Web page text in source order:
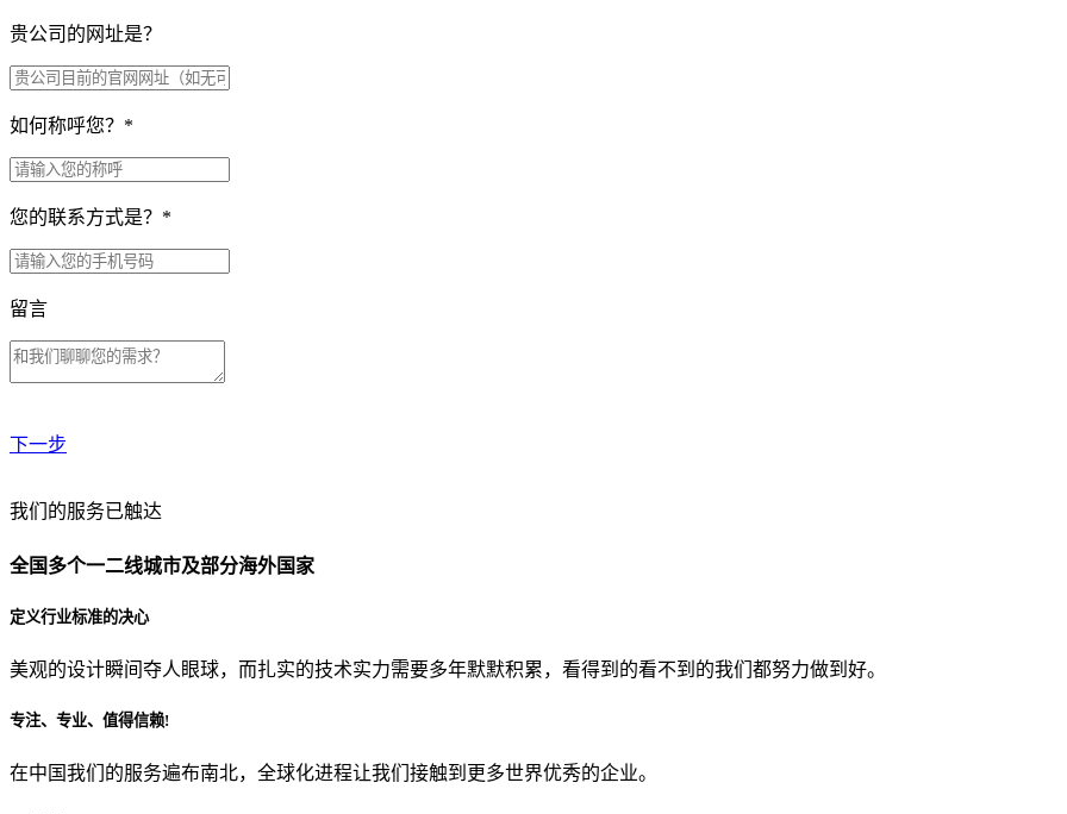
贵公司的网址是？
如何称呼您？ *
您的联系方式是？ *
留言
下一步
贵公司预算范围是？
贵公司的团队规模是？
从哪里了解到我们？
我们的服务已触达
全国多个一二线城市及部分海外国家
定义行业标准的决心
美观的设计瞬间夺人眼球，而扎实的技术实力需要多年默默积累，看得到的看不到的我们都努力做到好。
专注、专业、值得信赖!
在中国我们的服务遍布南北，全球化进程让我们接触到更多世界优秀的企业。